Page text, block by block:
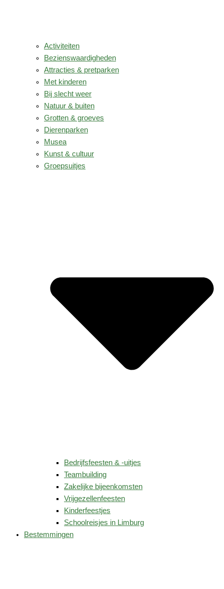
Activiteiten
Bezienswaardigheden
Attracties & pretparken
Met kinderen
Bij slecht weer
Natuur & buiten
Grotten & groeves
Dierenparken
Musea
Kunst & cultuur
Groepsuitjes
Bedrijfsfeesten & -uitjes
Teambuilding
Zakelijke bijeenkomsten
Vrijgezellenfeesten
Kinderfeestjes
Schoolreisjes in Limburg
Bestemmingen